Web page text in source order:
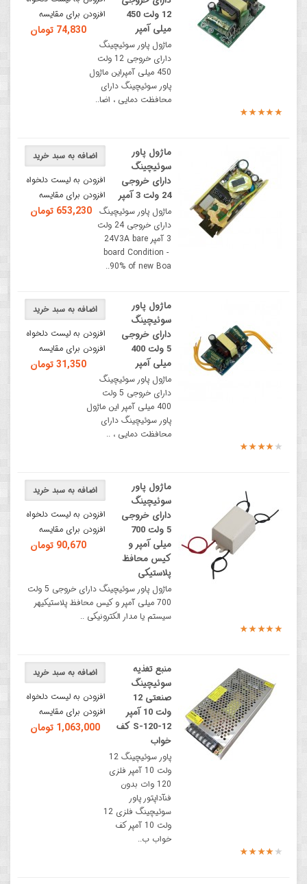
افزودن برای مقایسه
74,830 تومان
12 ولت 450
میلی آمپر
ماژول پاور سوئیچینگ
دارای خروجی 12 ولت
450 میلی آمپراین ماژول
پاور سوئیچینگ دارای
محافظت دمایی ، اضا..
اضافه به سبد خرید
افزودن به لیست دلخواه
افزودن برای مقایسه
653,230 تومان
ماژول پاور
سوئیچینگ
دارای خروجی
24 ولت 3 آمپر
ماژول پاور سوئیچینگ
دارای خروجی 24 ولت
3 آمپر 24V3A bare
board Condition -
90% of new Boa..
اضافه به سبد خرید
افزودن به لیست دلخواه
افزودن برای مقایسه
31,350 تومان
ماژول پاور
سوئیچینگ
دارای خروجی
5 ولت 400
میلی آمپر
ماژول پاور سوئیچینگ
دارای خروجی 5 ولت
400 میلی آمپر این ماژول
پاور سوئیچینگ دارای
محافظت دمایی ، ..
اضافه به سبد خرید
افزودن به لیست دلخواه
افزودن برای مقایسه
90,670 تومان
ماژول پاور
سوئیچینگ
دارای خروجی
5 ولت 700
میلی آمپر و
کیس محافظ
پلاستیکی
ماژول پاور سوئیچینگ دارای خروجی 5 ولت
700 میلی آمپر و کیس محافظ پلاستیکیهر
سیستم یا مدار الکترونیکی ..
اضافه به سبد خرید
افزودن به لیست دلخواه
افزودن برای مقایسه
1,063,000 تومان
منبع تغذیه
سوئیچینگ
صنعتی 12
ولت 10 آمپر
S-120-12 کف
خواب
پاور سوئیچینگ 12
ولت 10 آمپر فلزی
120 وات بدون
فنآداپتور پاور
سوئیچینگ فلزی 12
ولت 10 آمپر کف
خواب ب..